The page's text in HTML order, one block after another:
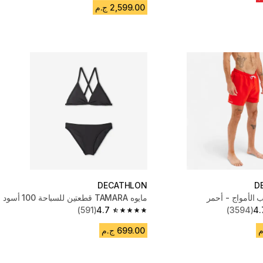
2,599.00 ج.م
- أحمر
(3594)
DECATHLON
مايوه TAMARA قطعتين للسباحة 100 أسود
4.7
4.7 out of 5 stars from 591 reviews
(591)
699.00 ج.م